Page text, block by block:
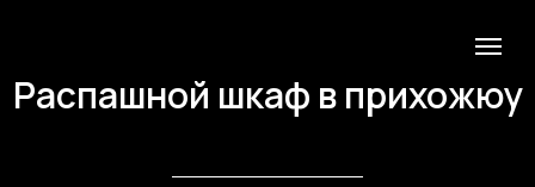
Распашной шкаф в прихожюу